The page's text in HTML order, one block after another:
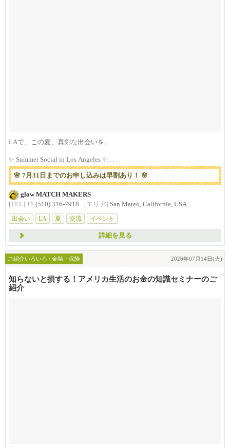
LAで、この夏、真剣な出会いを。
✨ Summer Social in Los Angeles ✨
...
🌸 7月31日までのお申し込みは早割あり！ 🌸
glow MATCH MAKERS
[TEL] +1 (510) 316-7918 [エリア] San Mateo, California, USA
出会い
LA 夏 交流 イベント
詳細を見る
ご紹介いろいろ / 金融・保険 2026年07月14日(火)
知らないと損する！アメリカ生活のお金の知識セミナーのご
紹介